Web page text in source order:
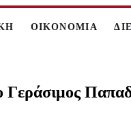
ΟΙΚΟΝΟΜΙΑ
Γεράσιμος